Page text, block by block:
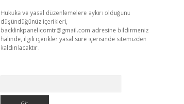
Hukuka ve yasal düzenlemelere aykırı olduğunu
düşündüğünüz içerikleri,
backlinkpanelicomtr@gmail.com adresine bildirmeniz
halinde, ilgili içerikler yasal süre içerisinde sitemizden
kaldırılacaktır.